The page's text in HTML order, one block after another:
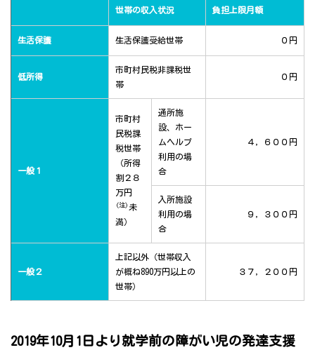
世帯の収入状況 負担上限月額
生活保護 生活保護受給世帯 ０円
低所得
市町村民税非課税世
帯
０円
一般１
市町村
民税課
税世帯
（所得
割２８
万円
(注) 未
満）
通所施
設、ホー
ムヘルプ
利用の場
合
４，６００円
入所施設
利用の場
合
９，３００円
一般２
上記以外（世帯収入
が概ね890万円以上の
世帯）
３７，２００円
2019年10月1日より就学前の障がい児の発達支援